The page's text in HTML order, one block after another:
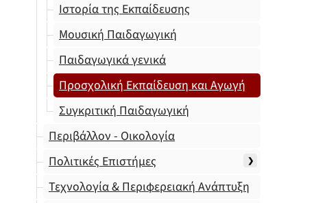
Ιστορία της Εκπαίδευσης
Μουσική Παιδαγωγική
Παιδαγωγικά γενικά
Προσχολική Εκπαίδευση και Αγωγή
Συγκριτική Παιδαγωγική
Περιβάλλον - Οικολογία
Πολιτικές Επιστήμες
Τεχνολογία & Περιφερειακή Ανάπτυξη